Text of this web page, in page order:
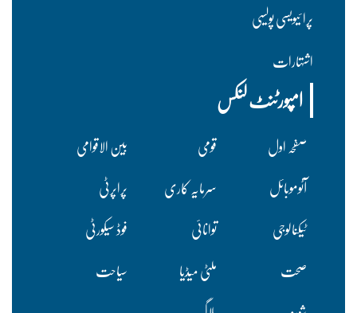
پرا ئیویسی پولسیی
اشتہارات
امپورٹنٹ لنکس
صفحہ اول قومی
بین الاقوامی
آٹوموبائل
سرمایہ کاری
پراپرٹی
ٹیکنالوجی
توانائی
فوڈ سیکورٹی
صحت
ملٹی میڈیا
سیاحت